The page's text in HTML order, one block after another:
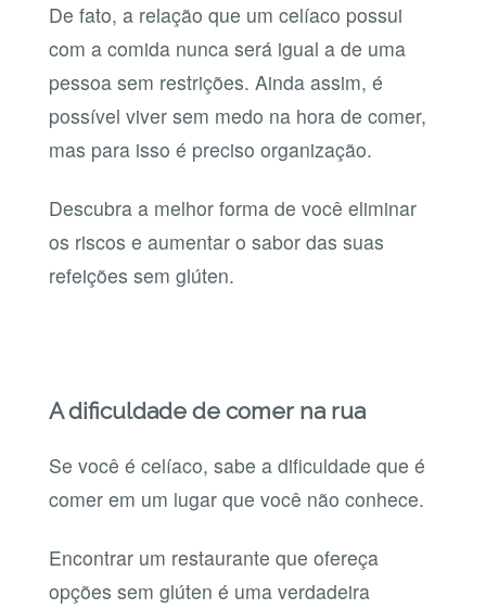
De fato, a relação que um celíaco possui
com a comida nunca será igual a de uma
pessoa sem restrições. Ainda assim, é
possível viver sem medo na hora de comer,
mas para isso é preciso organização.
Descubra a melhor forma de você eliminar
os riscos e aumentar o sabor das suas
refeições sem glúten.
A dificuldade de comer na rua
Se você é celíaco, sabe a dificuldade que é
comer em um lugar que você não conhece.
Encontrar um restaurante que ofereça
opções sem glúten é uma verdadeira